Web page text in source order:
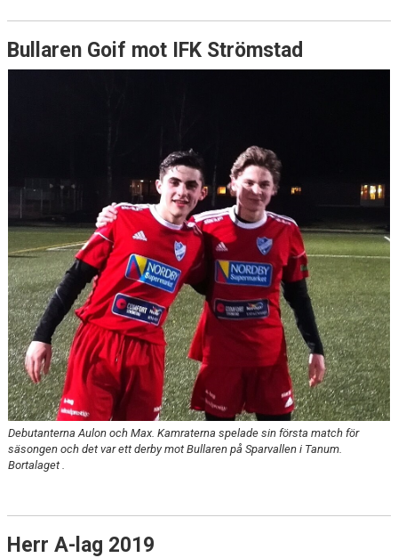
Bullaren Goif mot IFK Strömstad
Debutanterna Aulon och Max. Kamraterna spelade sin första match för
säsongen och det var ett derby mot Bullaren på Sparvallen i Tanum.
Bortalaget .
Herr A-lag 2019